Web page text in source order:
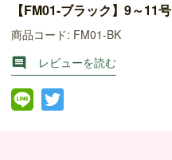
【FM01-ブラック】9～11号
商品コード: FM01-BK

レビューを読む